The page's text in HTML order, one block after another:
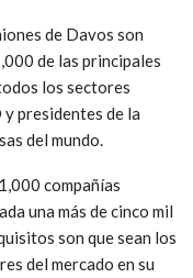
de Davos son
de las principales
los sectores
y presidentes de la
del mundo.
compañías
una más de cinco mil
son que sean los
del mercado en su